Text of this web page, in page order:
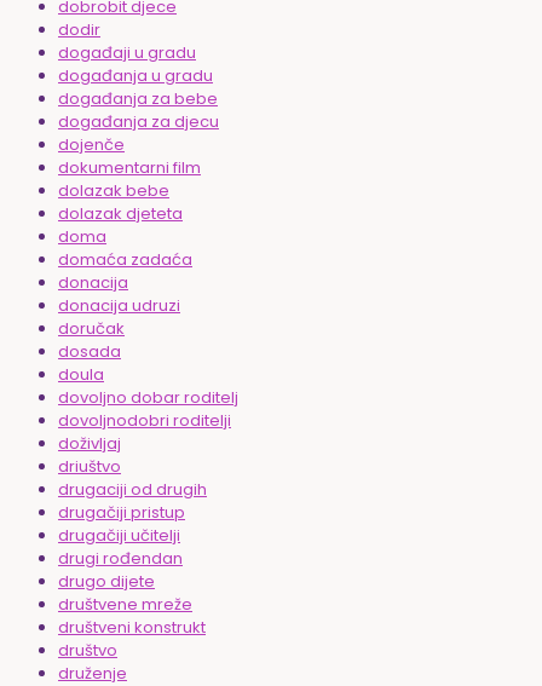
dobrobit djece
dodir
događaji u gradu
događanja u gradu
događanja za bebe
događanja za djecu
dojenče
dokumentarni film
dolazak bebe
dolazak djeteta
doma
domaća zadaća
donacija
donacija udruzi
doručak
dosada
doula
dovoljno dobar roditelj
dovoljnodobri roditelji
doživljaj
driuštvo
drugaciji od drugih
drugačiji pristup
drugačiji učitelji
drugi rođendan
drugo dijete
društvene mreže
društveni konstrukt
društvo
druženje